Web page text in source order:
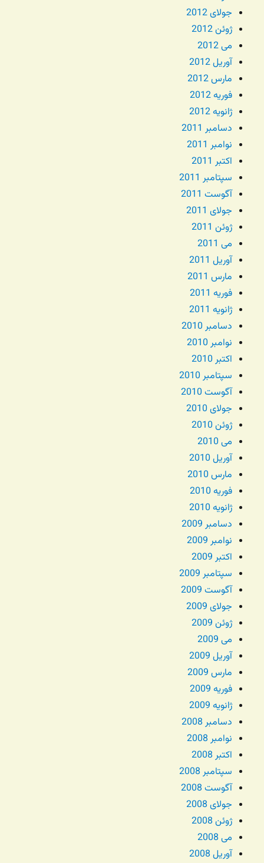
جولای 2012
ژوئن 2012
می 2012
آوریل 2012
مارس 2012
فوریه 2012
ژانویه 2012
دسامبر 2011
نوامبر 2011
اکتبر 2011
سپتامبر 2011
آگوست 2011
جولای 2011
ژوئن 2011
می 2011
آوریل 2011
مارس 2011
فوریه 2011
ژانویه 2011
دسامبر 2010
نوامبر 2010
اکتبر 2010
سپتامبر 2010
آگوست 2010
جولای 2010
ژوئن 2010
می 2010
آوریل 2010
مارس 2010
فوریه 2010
ژانویه 2010
دسامبر 2009
نوامبر 2009
اکتبر 2009
سپتامبر 2009
آگوست 2009
جولای 2009
ژوئن 2009
می 2009
آوریل 2009
مارس 2009
فوریه 2009
ژانویه 2009
دسامبر 2008
نوامبر 2008
اکتبر 2008
سپتامبر 2008
آگوست 2008
جولای 2008
ژوئن 2008
می 2008
آوریل 2008